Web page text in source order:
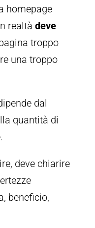
homepage
realtà deve
troppo
una troppo
dal
quantità di
deve chiarire
beneficio,